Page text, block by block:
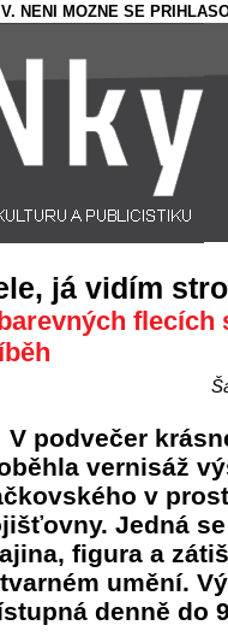
NENI MOZNE SE
já vidím
flecích
V podvečer
vernisáž
v
Jedná
figura a
umění.
denně do